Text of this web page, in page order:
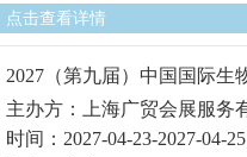
点击查看详情
2027（第九届）中国国际生
主办方：上海广贸会展服务
时间：2027-04-23-2027-04-25